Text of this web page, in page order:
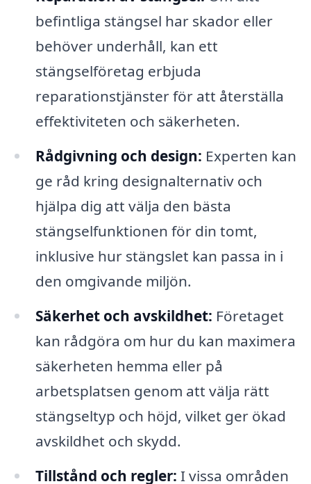
befintliga stängsel har skador eller
behöver underhåll, kan ett
stängselföretag erbjuda
reparationstjänster för att återställa
effektiviteten och säkerheten.
Rådgivning och design: Experten kan
ge råd kring designalternativ och
hjälpa dig att välja den bästa
stängselfunktionen för din tomt,
inklusive hur stängslet kan passa in i
den omgivande miljön.
Säkerhet och avskildhet: Företaget
kan rådgöra om hur du kan maximera
säkerheten hemma eller på
arbetsplatsen genom att välja rätt
stängseltyp och höjd, vilket ger ökad
avskildhet och skydd.
Tillstånd och regler: I vissa områden